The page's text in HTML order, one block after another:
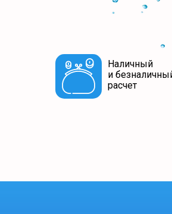
Наличный
и
расчет